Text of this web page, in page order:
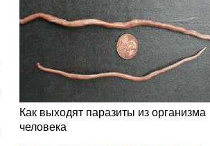
Как выходят паразиты из организма
человека